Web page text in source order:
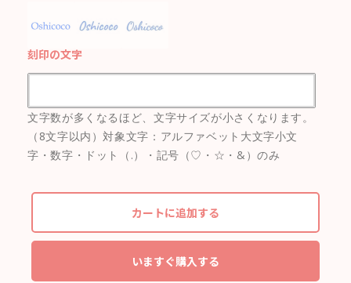
刻印の文字
文字数が多くなるほど、文字サイズが小さくなります。
（8文字以内）対象文字：アルファベット大文字小文
字・数字・ドット（.）・記号（♡・☆・&）のみ
カートに追加する
いますぐ購入する